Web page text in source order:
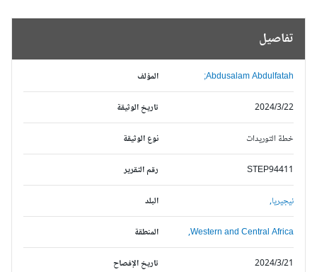
تفاصيل
المؤلف Abdusalam Abdulfatah;
تاريخ الوثيقة 2024/3/22
نوع الوثيقة خطة التوريدات
رقم التقرير STEP94411
البلد نيجيريا,
المنطقة Western and Central Africa,
تاريخ الإفصاح 2024/3/21